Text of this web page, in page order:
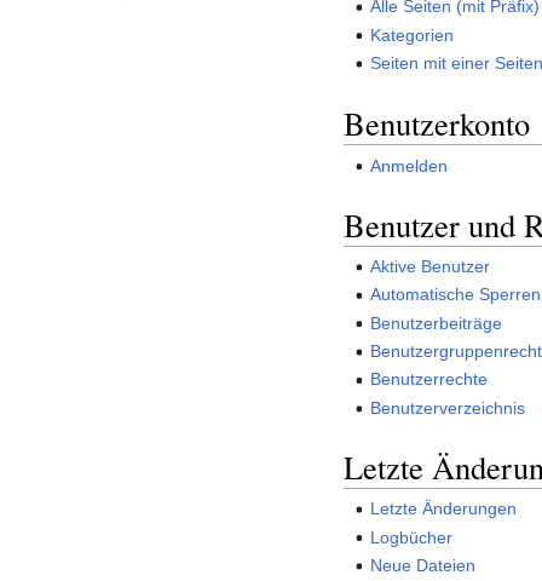
Alle Seiten (mit Präfix)
Kategorien
Seiten mit einer
Benutzerkonto
Anmelden
Benutzer und
Aktive Benutzer
Automatische Sperren
Benutzerbeiträge
Benutzerrechte
Benutzerverzeichnis
Letzte
Letzte Änderungen
Logbücher
Neue Dateien